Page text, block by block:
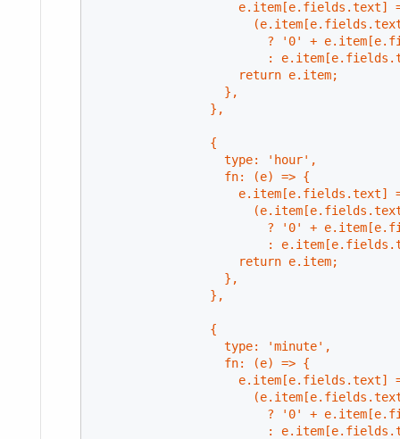
e.item[e.fields.text]
? '0' +
:
                    return e.item;
                  },
                },
                {
                  type: 'hour',
                  fn: (e) => {
e.item[e.fields.text]
? '0' +
:
                    return e.item;
                  },
                },
                {
                  type: 'minute',
                  fn: (e) => {
e.item[e.fields.text]
? '0' +
: